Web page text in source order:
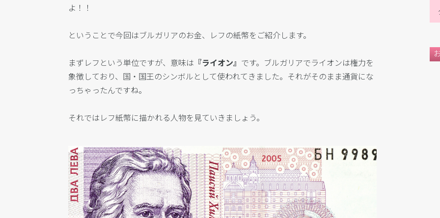
よ！！
ということで今回はブルガリアのお金、レフの紙幣をご紹介します。
まずレフという単位ですが、意味は 『ライオン』 です。ブルガリアでライオンは権力を
象徴しており、国・国王のシンボルとして使われてきました。それがそのまま通貨にな
っちゃったんですね。
それではレフ紙幣に描かれる人物を見ていきましょう。